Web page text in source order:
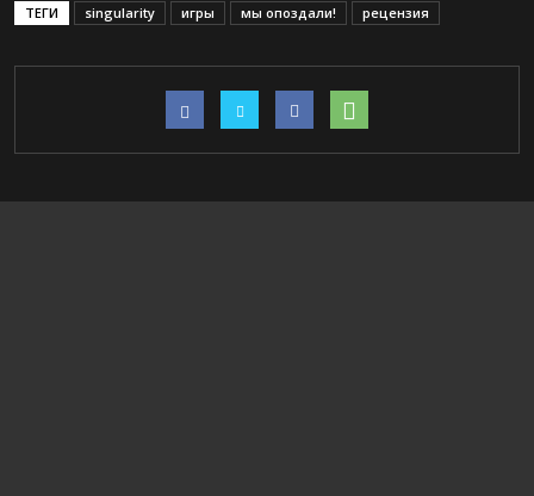
ТЕГИ singularity игры мы опоздали! рецензия